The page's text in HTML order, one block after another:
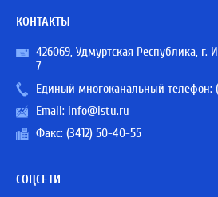
КОНТАКТЫ
426069, Удмуртская Республика, г.
7
Единый многоканальный телефон:
Email: info@istu.ru
Факс: (3412) 50-40-55
СОЦСЕТИ